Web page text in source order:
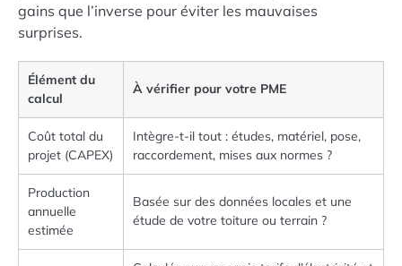
gains que l’inverse pour éviter les mauvaises
surprises.
Élément du
calcul
À vérifier pour votre PME
Coût total du
projet (CAPEX)
Intègre-t-il tout : études, matériel, pose,
raccordement, mises aux normes ?
Production
annuelle
estimée
Basée sur des données locales et une
étude de votre toiture ou terrain ?